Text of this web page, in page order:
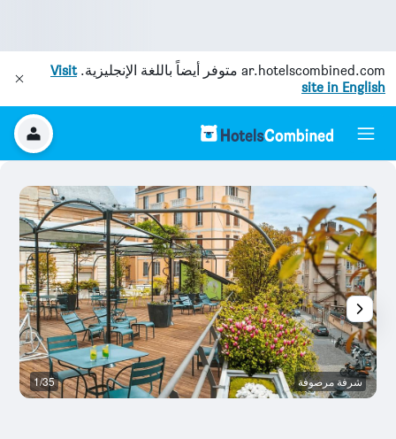
ar.hotelscombined.com متوفر أيضاً باللغة الإنجليزية.Visit
site in English
شرفة مرصوفة 1/35